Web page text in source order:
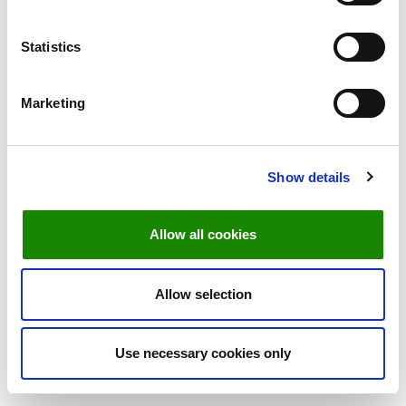
Statistics
Marketing
Show details
Allow all cookies
Allow selection
Use necessary cookies only
Ved No show vil i blive opkrævet 75 kr
pr bookede gæst
Kronborg på Egholm